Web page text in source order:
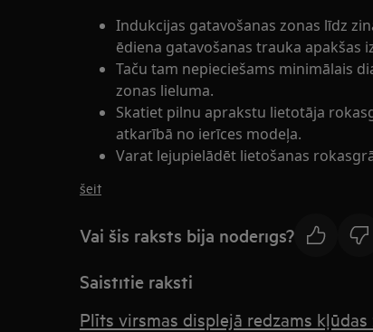
Indukcijas gatavošanas zonas līdz
ēdiena gatavošanas trauka apakšas
Taču tam nepieciešams minimālais
zonas lieluma.
Skatiet pilnu aprakstu lietotāja
atkarībā no ierīces modeļa.
Varat lejupielādēt lietošanas
šeit
Vai šis raksts bija noderīgs?
Saistītie raksti
Plīts virsmas displejā redzams kļūdas